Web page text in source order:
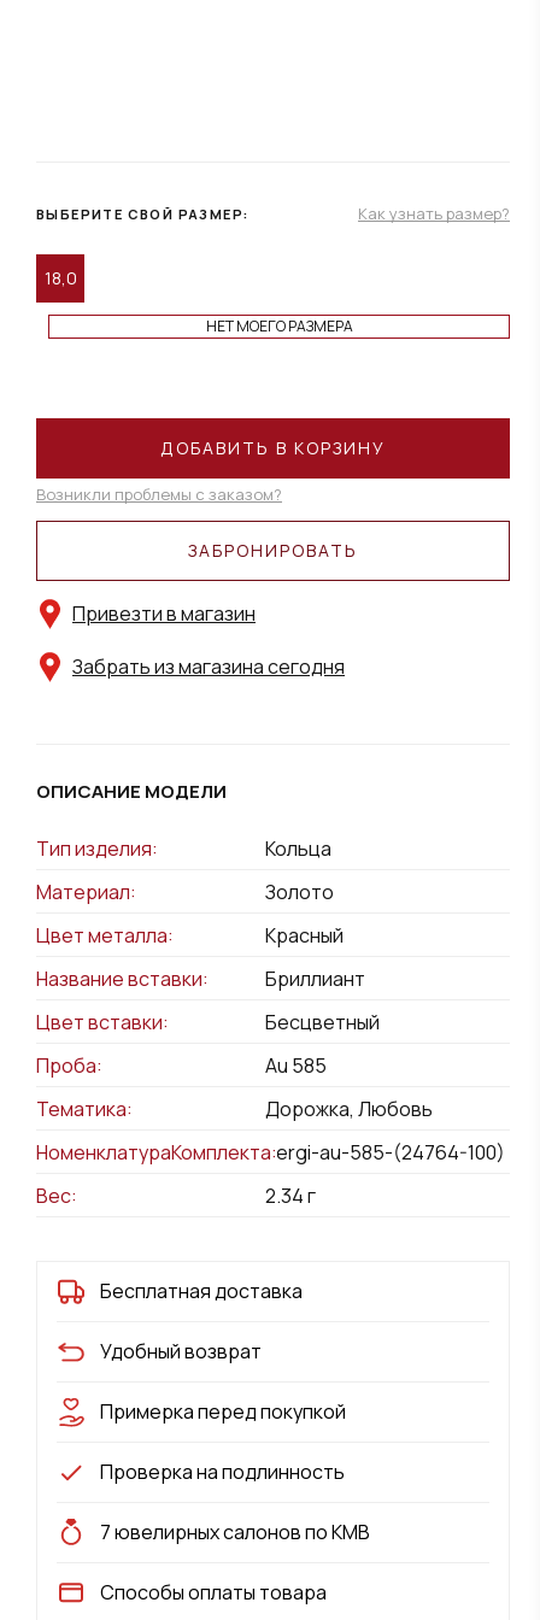
ВЫБЕРИТЕ СВОЙ РАЗМЕР: Как узнать размер?
18,0
НЕТ МОЕГО РАЗМЕРА
ЗАБРОНИРОВАТЬ
Привезти в магазин
Забрать из магазина сегодня
ДОБАВИТЬ В КОРЗИНУ
Возникли проблемы с заказом?
ОПИСАНИЕ МОДЕЛИ
Тип изделия:
Кольца
Материал:
Золото
Цвет металла:
Красный
Название вставки:
Бриллиант
Цвет вставки:
Бесцветный
Проба:
Au 585
Тематика:
Дорожка, Любовь
НоменклатураКомплекта:sergi-au-585-(24764-100)
Вес:
2.34г
Бесплатная доставка
Удобный возврат
Примерка перед покупкой
Проверка на подлинность
7 ювелирных салонов по КМВ
Способы оплаты товара